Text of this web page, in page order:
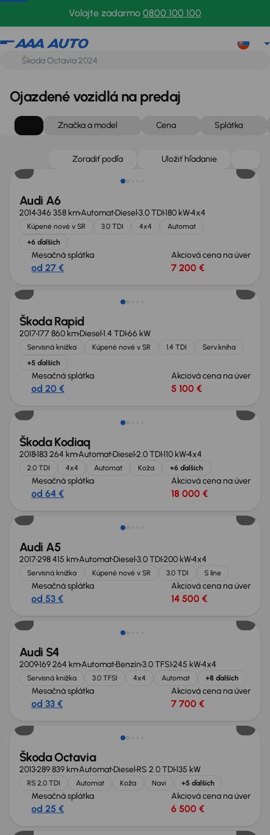
Volajte zadarmo 0800 100 100
Ojazdené vozidlá na predaj
Značka a model Cena Splátka
Zoradiť podľa Uložiť hľadanie
Zlacnené o 1 100 €
Audi A6
2014346 358 kmAutomatDiesel3.0 TDI180 kW4x4
Kúpené nové v SR 3.0 TDI 4x4
Automat
+6 ďalších
Mesačná splátka
od 27 €
Akciová cena na úver
7 200 €
Zlacnené o 500 €
Škoda Rapid
2017177 860 kmDiesel1.4 TDI66 kW
Servisná knižka Kúpené nové v SR 1.4 TDI
Serv.kniha
+5 ďalších
Mesačná splátka
od 20 €
Akciová cena na úver
5 100 €
Zlacnené o 1 000 €
Škoda Kodiaq
2018183 264 kmAutomatDiesel2.0 TDI110 kW4x4
2.0 TDI 4x4 Automat Koža +6 ďalších
Mesačná splátka
od 64 €
Akciová cena na úver
18 000 €
Zlacnené o 500 €
Audi A5
2017298 415 kmAutomatDiesel3.0 TDI200 kW4x4
Servisná knižka Kúpené nové v SR 3.0 TDI S line
Mesačná splátka
od 53 €
Akciová cena na úver
14 500 €
Zlacnené o 4 000 €
Audi S4
2009169 264 kmAutomatBenzín3.0 TFSI245 kW4x4
Servisná knižka 3.0 TFSI 4x4 Automat +8 ďalších
Mesačná splátka
od 33 €
Akciová cena na úver
7 700 €
Škoda Octavia
2013289 839 kmAutomatDiesel RS 2.0 TDI135 kW
RS 2.0 TDI Automat Koža Navi +5 ďalších
Mesačná splátka
od 25 €
Akciová cena na úver
6 500 €